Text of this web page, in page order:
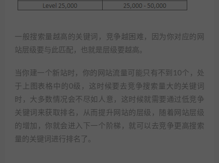
一般搜索量越高的关键词，竞争越困难，因为你对应的网
站层级要与此匹配，也就是层级要越高。
当你建一个新站时，你的网站流量可能只有不到10个，处
于上图表格中的0级，这时候要去竞争搜索量大的关键词
时，大多数情况会不尽如人意，这时候就需要通过低竞争
关键词来获取排名，从而提升网站的层级，随着网站层级
的增加，你就会进入下一个阶梯，就可以去竞争更高搜索
量的关键词进行排名了。